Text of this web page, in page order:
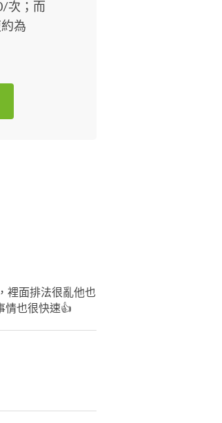
次；而
為
裡面排法很亂他也
情也很快速👍